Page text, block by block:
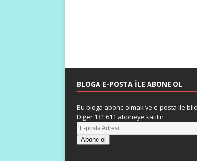
BLOGA E-POSTA ILE ABONE OL
Bu bloga abone olmak ve e-posta ile
Diğer 131.611 aboneye katılın
Abone ol